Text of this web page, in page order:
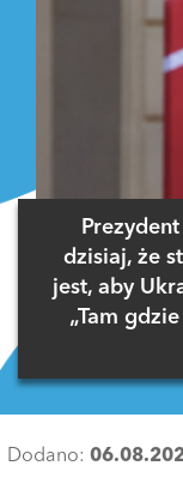
dzisiaj, że
jest, aby
„Tam
Dodano: